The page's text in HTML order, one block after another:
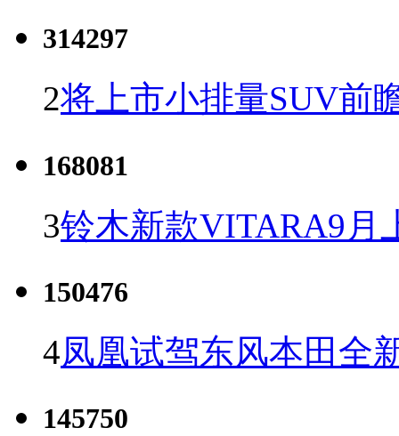
314297
2将上市小排量SUV前
168081
3铃木新款VITARA9月
150476
4凤凰试驾东风本田全
145750